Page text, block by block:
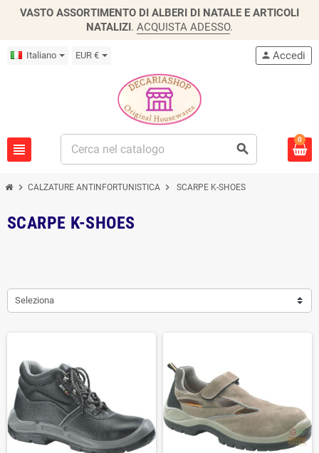
VASTO ASSORTIMENTO DI ALBERI DI NATALE E ARTICOLI
NATALIZI. ACQUISTA ADESSO.
Italiano EUR €
view_headline search
person Accedi
0
chevron_right CALZATURE ANTINFORTUNISTICA chevron_right SCARPE K-SHOES
SCARPE K-SHOES
Seleziona